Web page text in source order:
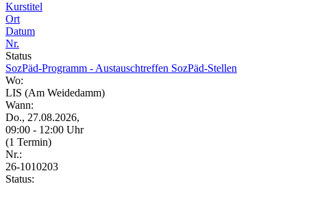
Kurstitel
Ort
Datum
Nr.
Status
SozPäd-Programm - Austauschtreffen SozPäd-Stellen
Wo:
LIS (Am Weidedamm)
Wann:
Do., 27.08.2026,
09:00 - 12:00 Uhr
(1 Termin)
Nr.:
26-1010203
Status: